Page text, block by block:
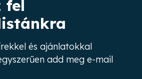
fel
és ajánlatokkal
add meg e-mail